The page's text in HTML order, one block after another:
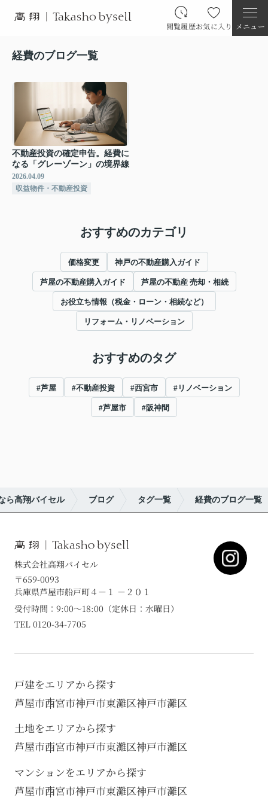
閲覧履歴お気に入り メニュー
経費のブログ一覧
不動産投資の確定申告。経費に
なる「グレーゾーン」の境界線
2026.04.09
収益物件・不動産投資
おすすめのカテゴリ
価格変更 神戸の不動産購入ガイド
芦屋の不動産購入ガイド 芦屋の不動産 売却・相続
お役立ち情報（税金・ローン・相続など）
リフォーム・リノベーション
おすすめのタグ
#芦屋 #不動産投資 #西宮市 #リノベーション
#芦屋市 #阪神間
ら高翔バイセル ブログ タグ一覧 経費のブログ一覧
株式会社高翔バイセル
〒659-0093
兵庫県芦屋市船戸町４－１ －２０１
受付時間：9:00～18:00（定休日：水曜日）
TEL 0120-34-7705
戸建をエリアから探す
芦屋市西宮市神戸市東灘区神戸市灘区
土地をエリアから探す
芦屋市西宮市神戸市東灘区神戸市灘区
マンションをエリアから探す
芦屋市西宮市神戸市東灘区神戸市灘区